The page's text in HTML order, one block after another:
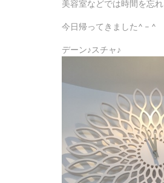
美容室などでは時間を忘
今日帰ってきました^ – ^
デーン♪スチャ♪